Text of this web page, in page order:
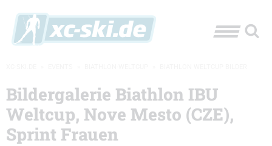
Bildergalerie Biathlon IBU
Weltcup, Nove Mesto (CZE),
Sprint Frauen